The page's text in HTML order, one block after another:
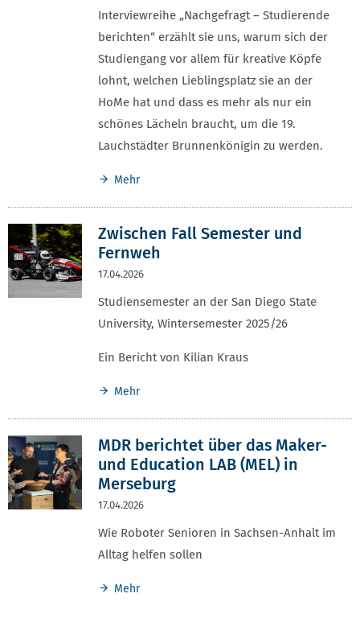
Interviewreihe „Nachgefragt – Studierende
berichten“ erzählt sie uns, warum sich der
Studiengang vor allem für kreative Köpfe
lohnt, welchen Lieblingsplatz sie an der
HoMe hat und dass es mehr als nur ein
schönes Lächeln braucht, um die 19.
Lauchstädter Brunnenkönigin zu werden.
Mehr
Zwischen Fall Semester und
Fernweh
17.04.2026
Studiensemester an der San Diego State
University, Wintersemester 2025/26
Ein Bericht von Kilian Kraus
Mehr
MDR berichtet über das Maker-
und Education LAB (MEL) in
Merseburg
17.04.2026
Wie Roboter Senioren in Sachsen-Anhalt im
Alltag helfen sollen
Mehr